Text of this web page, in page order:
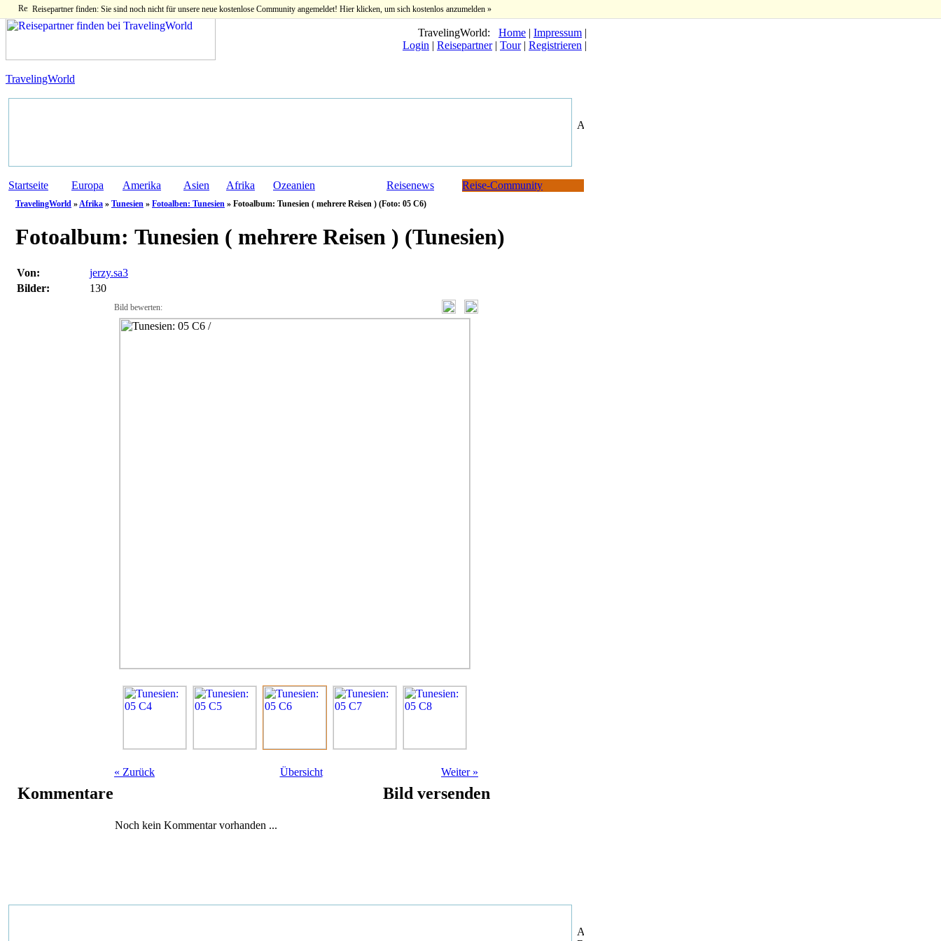
Reisepartner finden: Sie sind noch nicht für unsere neue kostenlose Community angemeldet! Hier klicken, um sich kostenlos anzumelden »
TravelingWorld: Home | Impressum |
Login | Reisepartner| Tour| Registrieren |
TravelingWorld
Startseite Europa Amerika Asien Afrika Ozeanien Reisenews Reise-Community
TravelingWorld »Afrika » Tunesien » Fotoalben: Tunesien » Fotoalbum: Tunesien ( mehrere Reisen ) (Foto: 05 C6)
Fotoalbum: Tunesien ( mehrere Reisen ) (Tunesien)
Von:
jerzy.sa3
Bilder:
130
Bild bewerten:
« Zurück Übersicht Weiter »
Kommentare
Noch kein Kommentar vorhanden ...
Bild versenden